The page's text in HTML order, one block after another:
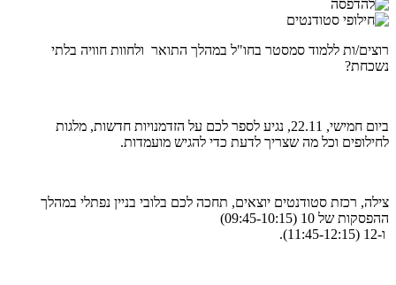
רוצים/ות ללמוד סמסטר בחו"ל במהלך התואר ולחוות חוויה בלתי
נשכחת?
ביום חמישי, 22.11, נגיע לספר לכם על הזדמנויות חדשות, מלגות
לחילופים וכל מה שצריך לדעת כדי להגיש מועמדות.
צילה, רכזת סטודנטים יוצאים, תחכה לכם בלובי בניין נפתלי במהלך
ההפסקות של 10 (09:45-10:15)
​ ו-12 (11:45-12:15).